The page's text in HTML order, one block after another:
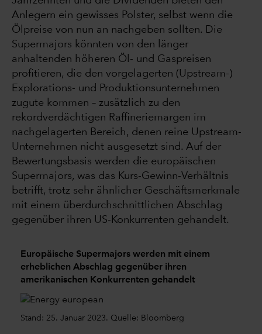
Anlegern ein gewisses Polster, selbst wenn die
Ölpreise von nun an nachgeben sollten. Die
Supermajors könnten von den länger
anhaltenden höheren Öl- und Gaspreisen
profitieren, die den vorgelagerten (Upstream-)
Explorations- und Produktionsunternehmen
zugute kommen – zusätzlich zu den
rekordverdächtigen Raffineriemargen im
nachgelagerten Bereich, denen reine Upstream-
Unternehmen nicht ausgesetzt sind. Auf der
Bewertungsbasis werden die europäischen
Supermajors, was das Kurs-Gewinn-Verhältnis
betrifft, trotz sehr ähnlicher Geschäftsmerkmale
mit einem überdurchschnittlichen Abschlag
gegenüber ihren US-Konkurrenten gehandelt.
Europäische Supermajors werden mit einem
erheblichen Abschlag gegenüber ihren
amerikanischen Konkurrenten gehandelt
Stand: 25. Januar 2023. Quelle: Bloomberg